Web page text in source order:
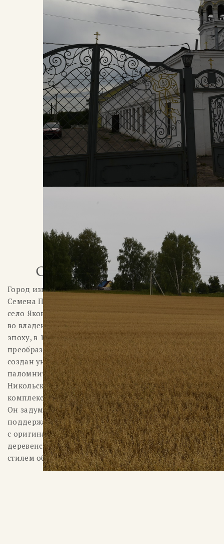
КАРТА ПОЭТИЧЕСКИХ МЕСТ
2481
ПРОГОЛОСУЙТЕ ЗА ЛЮБИМОЕ
О ПРИВОЛЖСКЕ
Город известен с 1485 года, хотя в грамоте боярина
Семена Пешкова-Сабурова в том же году упоминается
село Яковлевское, которое в 1560 году перешло
во владение Ипатьевского монастыря. Но в новую
эпоху, в 1938 году, рабочий поселок Яковлевский был
преобразован в город Приволжск. В Приволжске
создан уникальный комплекс православного
паломничества, входящий в состав Свято-
Никольского женского монастыря. Территория
комплекса расположена на ровном берегу реки Таха.
Он задумывался как уютный уголок для отдыха и для
поддержания православных традиций
с оригинальным местом для прогулки в атмосфере
деревенского быта, в сочетании с современным
стилем обслуживания.